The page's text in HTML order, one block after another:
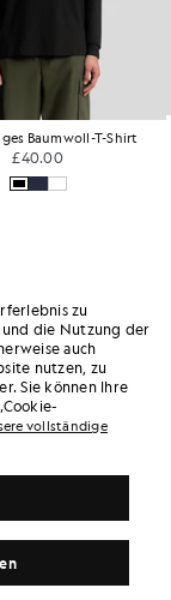
Baumwoll-T-Shirt
£40.00
zu
und die Nutzung der
auch
nutzen, zu
Sie können Ihre
vollständige